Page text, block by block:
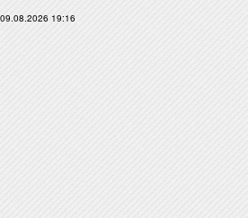
09.08.2026 19:16